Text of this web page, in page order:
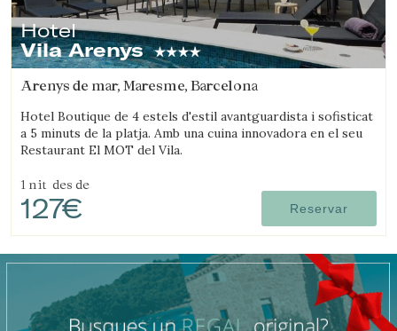
Verificar localitzador
Hotel
Vila Arenys
Arenys de mar, Maresme, Barcelona
Hotel Boutique de 4 estels d'estil avantguardista i sofisticat
a 5 minuts de la platja. Amb una cuina innovadora en el seu
Restaurant El MOT del Vila.
1 nit des de
127€ Reservar